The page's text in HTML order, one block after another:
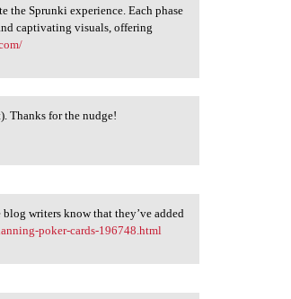
the Sprunki experience. Each phase
captivating visuals, offering
Thanks for the nudge!
writers know that they’ve added
poker-cards-196748.html